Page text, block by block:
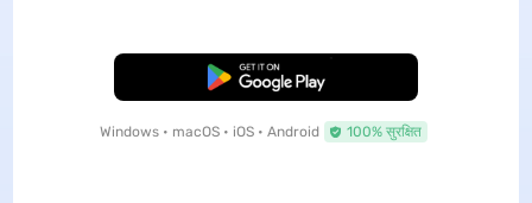
मुफ्त डाउनलोड
Windows • macOS • iOS • Android 100% सुरक्षित